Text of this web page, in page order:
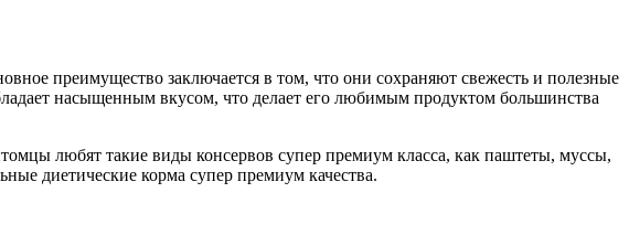
преимущество заключается в том, что они сохраняют свежесть и полезные
насыщенным вкусом, что делает его любимым продуктом большинства
любят такие виды консервов супер премиум класса, как паштеты, муссы,
диетические корма супер премиум качества.